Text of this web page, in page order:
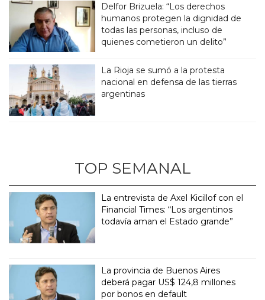
Delfor Brizuela: “Los derechos
humanos protegen la dignidad de
todas las personas, incluso de
quienes cometieron un delito”
La Rioja se sumó a la protesta
nacional en defensa de las tierras
argentinas
TOP SEMANAL
La entrevista de Axel Kicillof con el
Financial Times: “Los argentinos
todavía aman el Estado grande”
La provincia de Buenos Aires
deberá pagar US$ 124,8 millones
por bonos en default